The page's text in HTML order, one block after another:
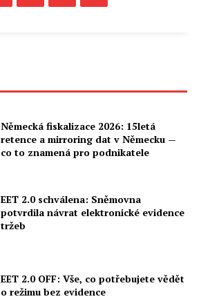
Německá fiskalizace 2026: 15letá
retence a mirroring dat v Německu —
co to znamená pro podnikatele
EET 2.0 schválena: Sněmovna
potvrdila návrat elektronické evidence
tržeb
EET 2.0 OFF: Vše, co potřebujete vědět
o režimu bez evidence